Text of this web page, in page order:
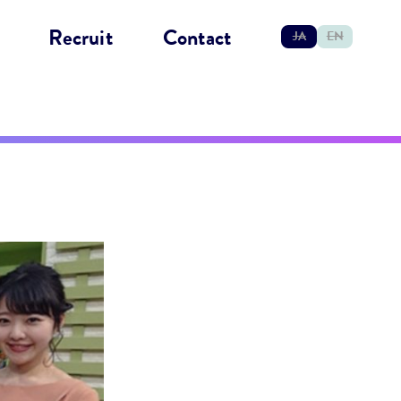
Recruit Contact JA EN